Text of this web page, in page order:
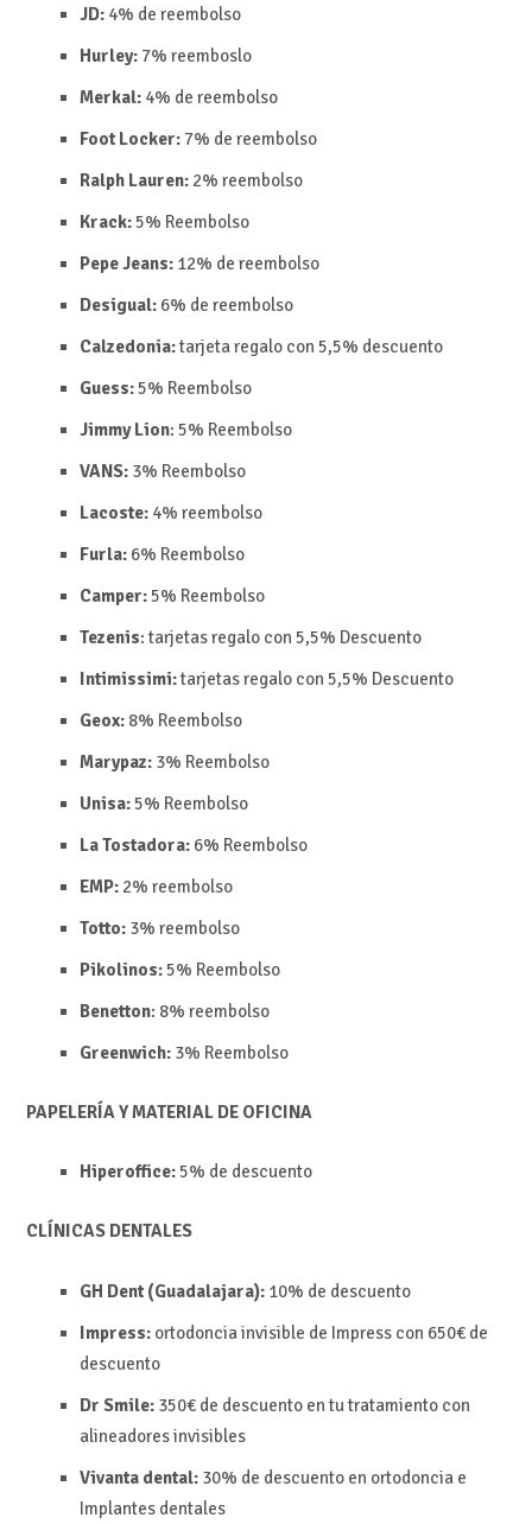
JD:4% de reembolso
Hurley: 7% reemboslo
Merkal:4% de reembolso
Foot Locker:7% de reembolso
Ralph Lauren: 2% reembolso
Krack:5% Reembolso
Pepe Jeans:12% de reembolso
Desigual:6% de reembolso
Calzedonia:tarjeta regalo con 5,5% descuento
Guess:5% Reembolso
Jimmy Lion: 5% Reembolso
VANS: 3% Reembolso
Lacoste:4% reembolso
Furla: 6% Reembolso
Camper:5% Reembolso
Tezenis: tarjetas regalo con 5,5% Descuento
Intimissimi:tarjetas regalo con 5,5% Descuento
Geox: 8% Reembolso
Marypaz: 3% Reembolso
Unisa:5% Reembolso
La Tostadora: 6% Reembolso
EMP: 2% reembolso
Totto: 3% reembolso
Pikolinos:5% Reembolso
Benetton: 8% reembolso
Greenwich: 3% Reembolso
PAPELERÍA Y MATERIAL DE OFICINA
Hiperoffice:5% de descuento
CLÍNICAS DENTALES
GH Dent (Guadalajara):10% de descuento
Impress:ortodoncia invisible de Impress con 650€ de
descuento
Dr Smile:350€ de descuento en tu tratamiento con
alineadores invisibles
Vivanta dental: 30% de descuento en ortodoncia e
Implantes dentales